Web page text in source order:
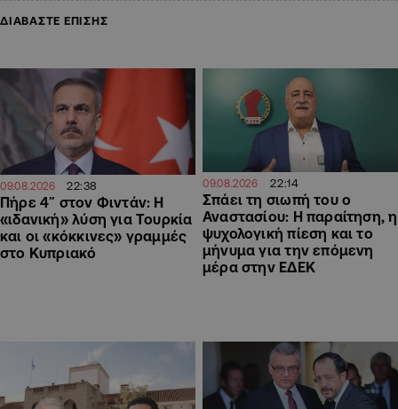
ΔΙΑΒΑΣΤΕ ΕΠΙΣΗΣ
09.08.2026 22:38
Πήρε 4″ στον Φιντάν: Η
«ιδανική» λύση για Τουρκία
και οι «κόκκινες» γραμμές
στο Κυπριακό
09.08.2026 22:14
Σπάει τη σιωπή του ο
Αναστασίου: Η παραίτηση, η
ψυχολογική πίεση και το
μήνυμα για την επόμενη
μέρα στην ΕΔΕΚ